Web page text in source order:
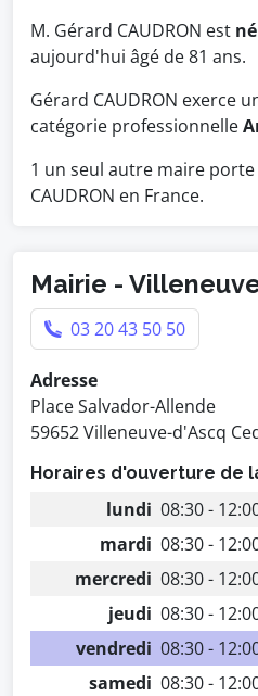
M. Gérard CAUDRON est
aujourd'hui âgé de 81 ans.
Gérard CAUDRON exerce
catégorie professionnelle
1 un seul autre maire
CAUDRON en France.
Mairie -
03 20 43 50 50
Adresse
Place Salvador-Allende
59652 Villeneuve-d'Ascq
Horaires d'ouverture de
lundi 08:30 -
mardi 08:30 -
mercredi 08:30 -
jeudi 08:30 -
vendredi 08:30 -
samedi 08:30 -